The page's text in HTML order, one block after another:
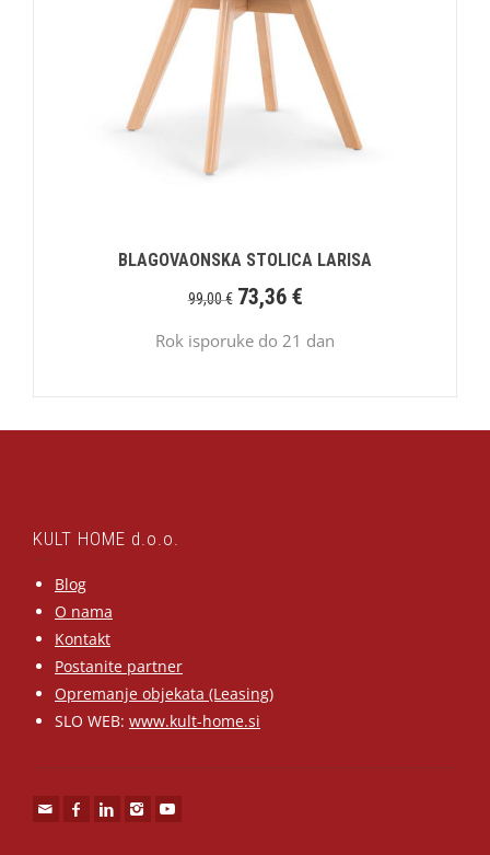
BLAGOVAONSKA STOLICA LARISA
99,00€ 73,36 €
Rok isporuke do 21 dan
KULT HOME d.o.o.
Blog
O nama
Kontakt
Postanite partner
Opremanje objekata (Leasing)
SLO WEB: www.kult-home.si